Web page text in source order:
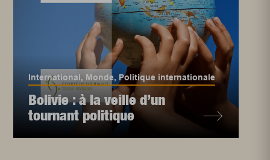
International, Monde, Politique internationale
Bolivie : à la veille d’un
tournant politique